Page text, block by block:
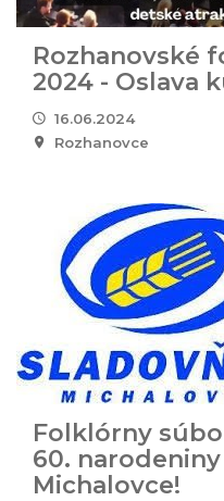
Rozhanovské
2024 - Oslava
16.06.2024
Rozhanovce
Folklórny
60.
Michalovce!